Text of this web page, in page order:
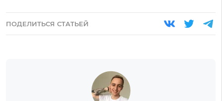
ПОДЕЛИТЬСЯ СТАТЬЕЙ